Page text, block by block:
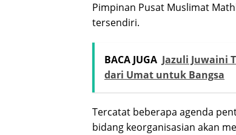
Pimpinan Pusat Muslimat
tersendiri.
BACA JUGA Jazuli Juwaini
dari Umat untuk Bangsa
Tercatat beberapa agenda
bidang keorganisasian akan